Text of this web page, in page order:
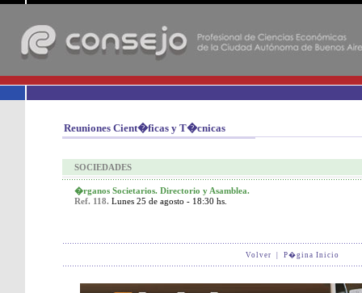
Reuniones Cient�ficas y T�cnicas
SOCIEDADES
�rganos Societarios. Directorio y Asamblea.
Ref. 118. Lunes 25 de agosto - 18:30 hs.
Volver P�gina Inicio